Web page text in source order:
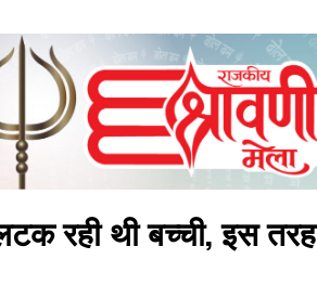
रही थी बच्ची, इस तरह